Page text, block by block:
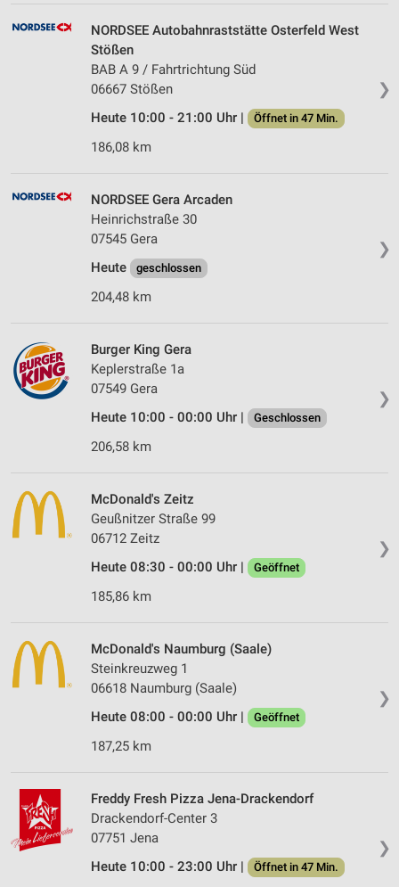
❯
NORDSEE Autobahnraststätte Osterfeld West
Stößen
BAB A 9 / Fahrtrichtung Süd
06667 Stößen
Heute 10:00 - 21:00 Uhr |
Öffnet in 47 Min.
186,08 km
❯
NORDSEE Gera Arcaden
Heinrichstraße 30
07545 Gera
Heute
geschlossen
204,48 km
❯
Burger King Gera
Keplerstraße 1a
07549 Gera
Heute 10:00 - 00:00 Uhr |
Geschlossen
206,58 km
❯
McDonald's Zeitz
Geußnitzer Straße 99
06712 Zeitz
Heute 08:30 - 00:00 Uhr |
Geöffnet
185,86 km
❯
McDonald's Naumburg (Saale)
Steinkreuzweg 1
06618 Naumburg (Saale)
Heute 08:00 - 00:00 Uhr |
Geöffnet
187,25 km
❯
Freddy Fresh Pizza Jena-Drackendorf
Drackendorf-Center 3
07751 Jena
Heute 10:00 - 23:00 Uhr |
Öffnet in 47 Min.